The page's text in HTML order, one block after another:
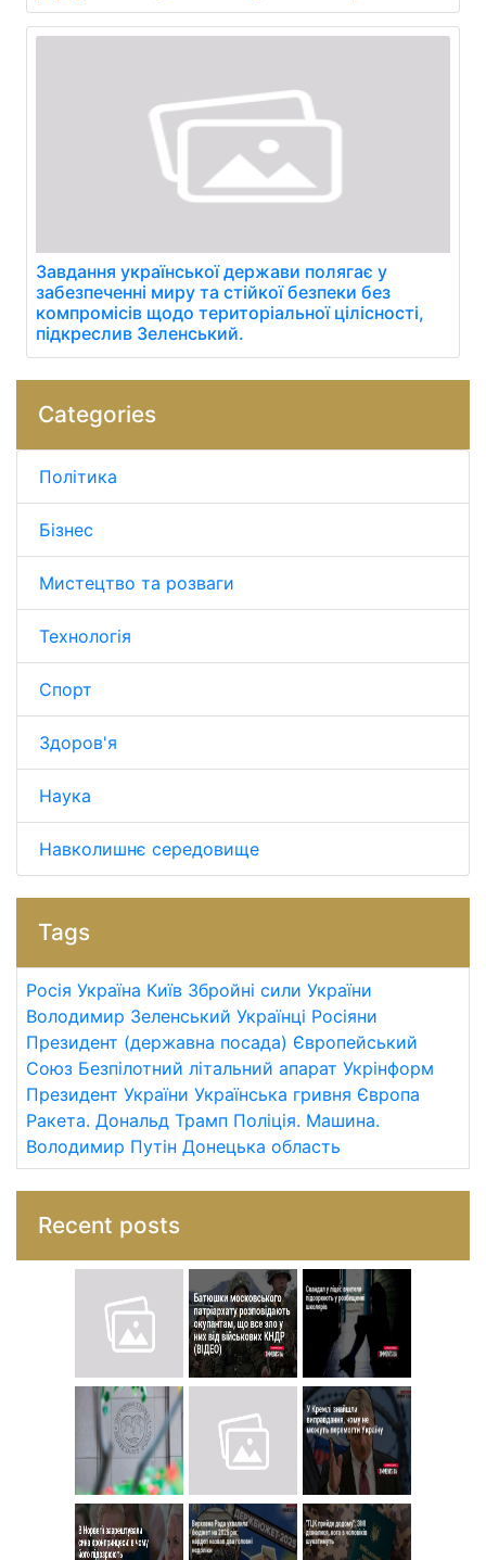
Завдання української держави полягає у
забезпеченні миру та стійкої безпеки без
компромісів щодо територіальної цілісності,
підкреслив Зеленський.
Categories
Політика
Бізнес
Мистецтво та розваги
Технологія
Спорт
Здоров'я
Наука
Навколишнє середовище
Tags
Росія Україна Київ Збройні сили України
Володимир Зеленський Українці Росіяни
Президент (державна посада) Європейський
Союз Безпілотний літальний апарат Укрінформ
Президент України Українська гривня Європа
Ракета. Дональд Трамп Поліція. Машина.
Володимир Путін Донецька область
Recent posts